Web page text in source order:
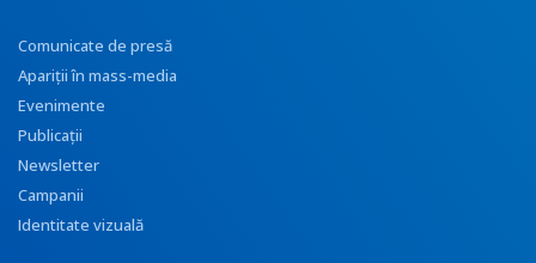
Comunicate de presă
Apariţii în mass-media
Evenimente
Publicații
Newsletter
Campanii
Identitate vizuală